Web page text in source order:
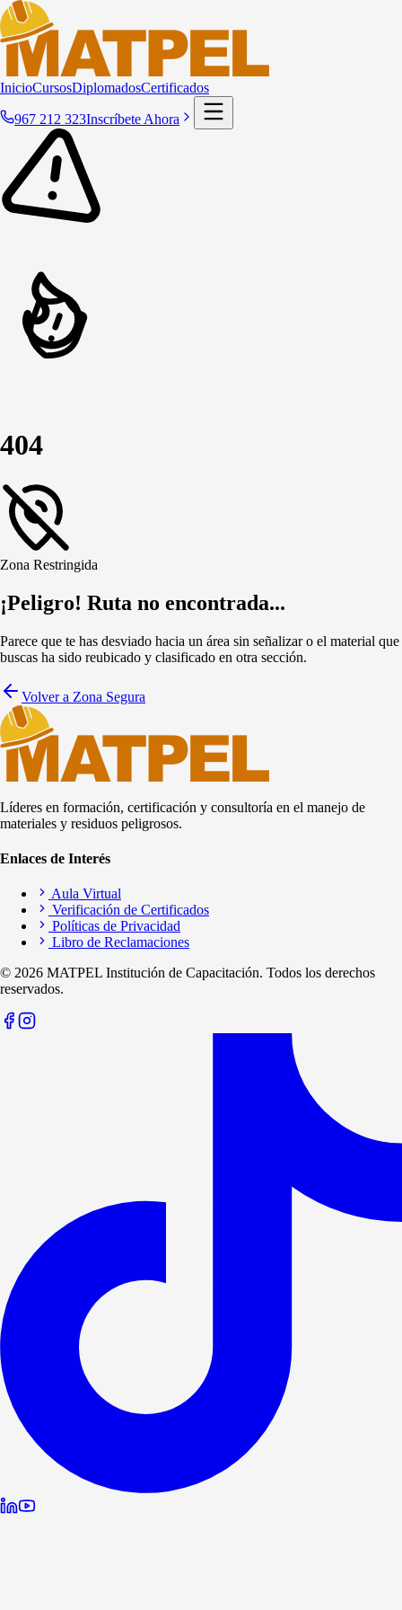
InicioCursosDiplomadosCertificados
967 212 323Inscríbete Ahora
404
Zona Restringida
¡Peligro! Ruta no encontrada...
Parece que te has desviado hacia un área sin señalizar o el material que
buscas ha sido reubicado y clasificado en otra sección.
Volver a Zona Segura
Líderes en formación, certificación y consultoría en el manejo de
materiales y residuos peligrosos.
Enlaces de Interés
Aula Virtual
Verificación de Certificados
Políticas de Privacidad
Libro de Reclamaciones
© 2026 MATPEL Institución de Capacitación. Todos los derechos
reservados.